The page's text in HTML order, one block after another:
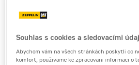
5 750 Kč bez DPH
4 450 Kč bez DPH
Souhlas s cookies a sledovacími
Abychom vám na všech stránkách poskytli co
komfort, používáme ke zpracování informací o